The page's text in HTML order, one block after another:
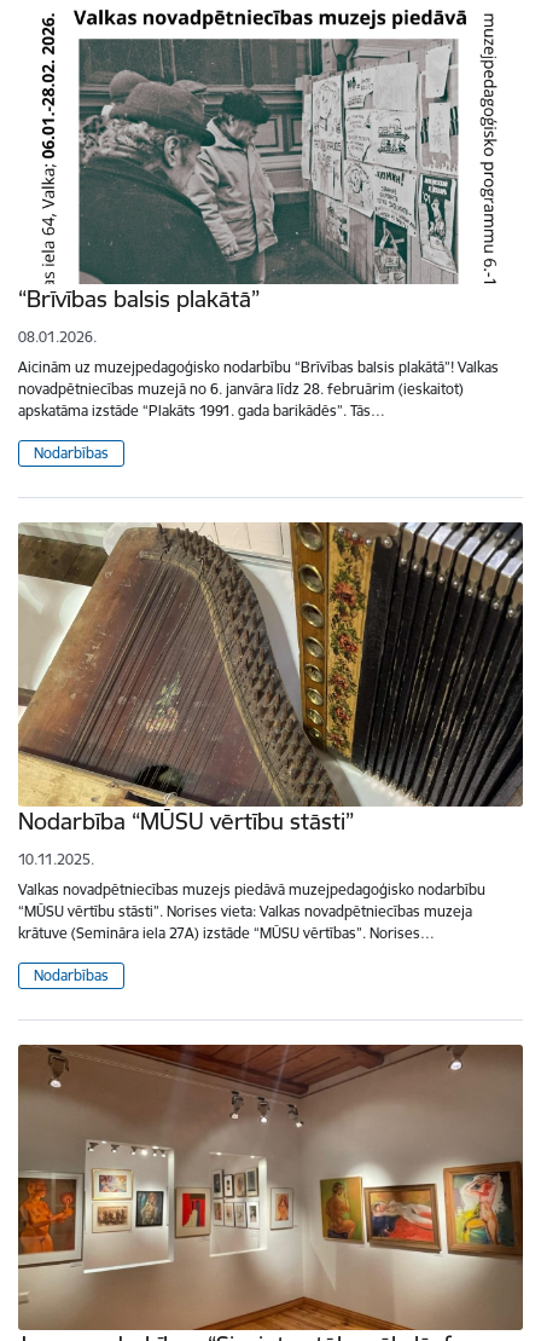
“Brīvības balsis plakātā”
08.01.2026.
Aicinām uz muzejpedagoģisko nodarbību “Brīvības balsis plakātā”! Valkas
novadpētniecības muzejā no 6. janvāra līdz 28. februārim (ieskaitot)
apskatāma izstāde “Plakāts 1991. gada barikādēs”. Tās…
Nodarbības
Nodarbība “MŪSU vērtību stāsti”
10.11.2025.
Valkas novadpētniecības muzejs piedāvā muzejpedagoģisko nodarbību
“MŪSU vērtību stāsti”. Norises vieta: Valkas novadpētniecības muzeja
krātuve (Semināra iela 27A) izstāde “MŪSU vērtības”. Norises…
Nodarbības